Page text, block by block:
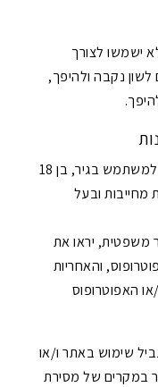
ישמשו לצורך
נקבה ולהיפך,
השימוש באתר וביצוע הזמנות מותרים למשתמש בגיר, בן 18
ובעל
משפטית, יראו את
והאחריות
האפוטרופוס
שימוש באתר ו/או
במקרים של מסירת